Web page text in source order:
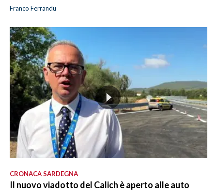
Franco Ferrandu
CRONACA SARDEGNA
Il nuovo viadotto del Calich è aperto alle auto